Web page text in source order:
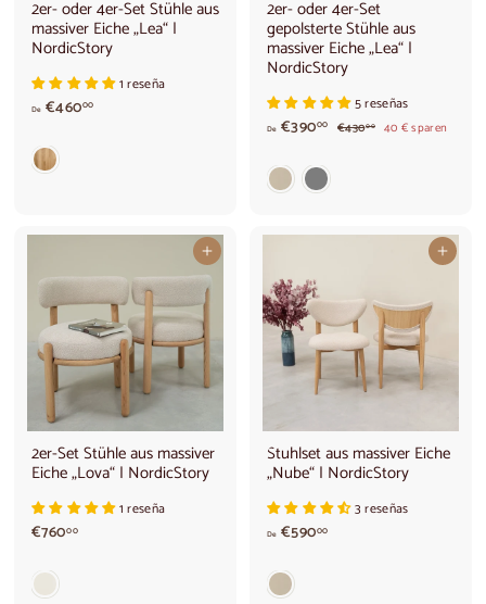
2er- oder 4er-Set Stühle aus
massiver Eiche „Lea“ |
NordicStory
1 reseña
De €46000v
0
2er- oder 4er-Set
gepolsterte Stühle aus
massiver Eiche „Lea“ |
NordicStory
5 reseñas
De €39000V
€
0
Ü
r
i
s
€43000€ 40 € sparen
In den Warenkorb legen
2er-Set Stühle aus massiver
Eiche „Lova“ | NordicStory
1 reseña
€76000€
In den Warenkorb legen
Stuhlset aus massiver Eiche
„Nube“ | NordicStory
3 reseñas
De €59000V